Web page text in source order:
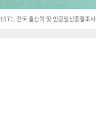
1971. 전국 출산력 및 인공임신중절조사